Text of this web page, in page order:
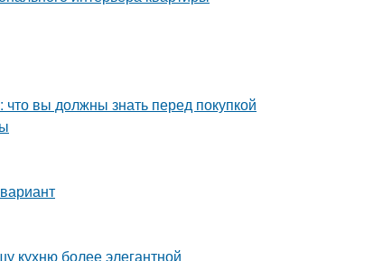
вы должны знать перед покупкой
кухню более элегантной